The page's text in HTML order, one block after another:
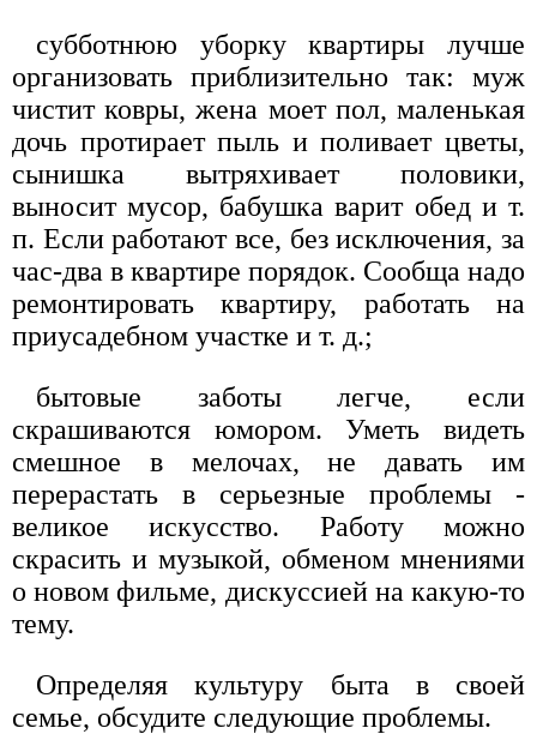
субботнюю уборку квартиры лучше
организовать приблизительно так: муж
чистит ковры, жена моет пол, маленькая
дочь протирает пыль и поливает цветы,
сынишка вытряхивает половики,
выносит мусор, бабушка варит обед и т.
п. Если работают все, без исключения, за
час-два в квартире порядок. Сообща надо
ремонтировать квартиру, работать на
приусадебном участке и т. д.;
бытовые заботы легче, если
скрашиваются юмором. Уметь видеть
смешное в мелочах, не давать им
перерастать в серьезные проблемы -
великое искусство. Работу можно
скрасить и музыкой, обменом мнениями
о новом фильме, дискуссией на какую-то
тему.
Определяя культуру быта в своей
семье, обсудите следующие проблемы.